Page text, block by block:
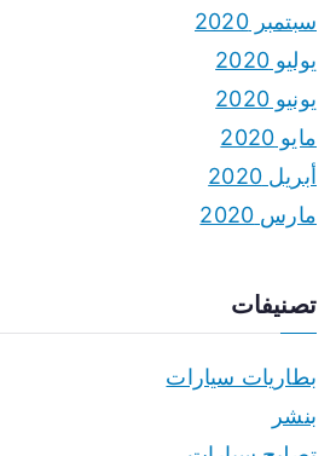
سبتمبر 2020
يوليو 2020
يونيو 2020
مايو 2020
أبريل 2020
مارس 2020
تصنيفات
بطاريات سيارات
بنشر